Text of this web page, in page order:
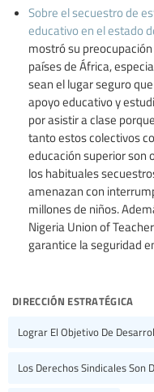
Sobre el secuestro de
educativo en el estado
mostró su
países de África,
sean el lugar seguro
apoyo educativo y
por asistir a clase
tanto estos colectivos
educación superior son
los habituales
amenazan con
millones de niños.
Nigeria Union of
garantice la seguridad
dirección estratégica
Lograr El Objetivo De
Los Derechos Sindicales Son